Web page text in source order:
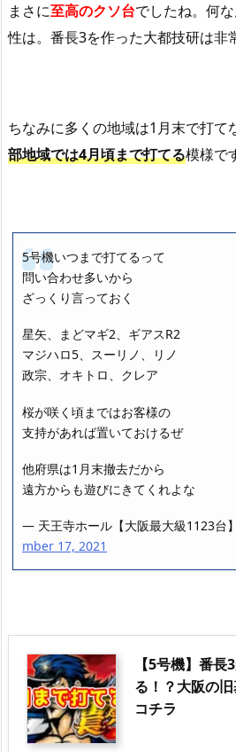
まさに至高のクソ台でしたね。何
性は。番長3を作った大都技研は非
ちなみに多くの地域は1月末で打て
部地域では4月頃まで打てる模様で
5号機いつまで打てるって
問い合わせ多いから
ざっくり言っておく
星矢、まどマギ2、ギアスR2
マジハロ5、スーリノ、リノ
政宗、オキトロ、クレア
桜が咲く頃まではお客様の
支持があれば置いておけるぜ
他府県は1月末撤去だから
遠方からも遊びにきてくれよな
— 天王寺ホール【大阪最大級1123台
mber 17, 2021
【5号機】番
る！？大阪の
コチラ